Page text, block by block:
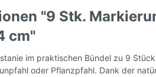
"9 Stk.
cm"
im praktischen Bündel zu 9
oder Pflanzpfahl. Dank der